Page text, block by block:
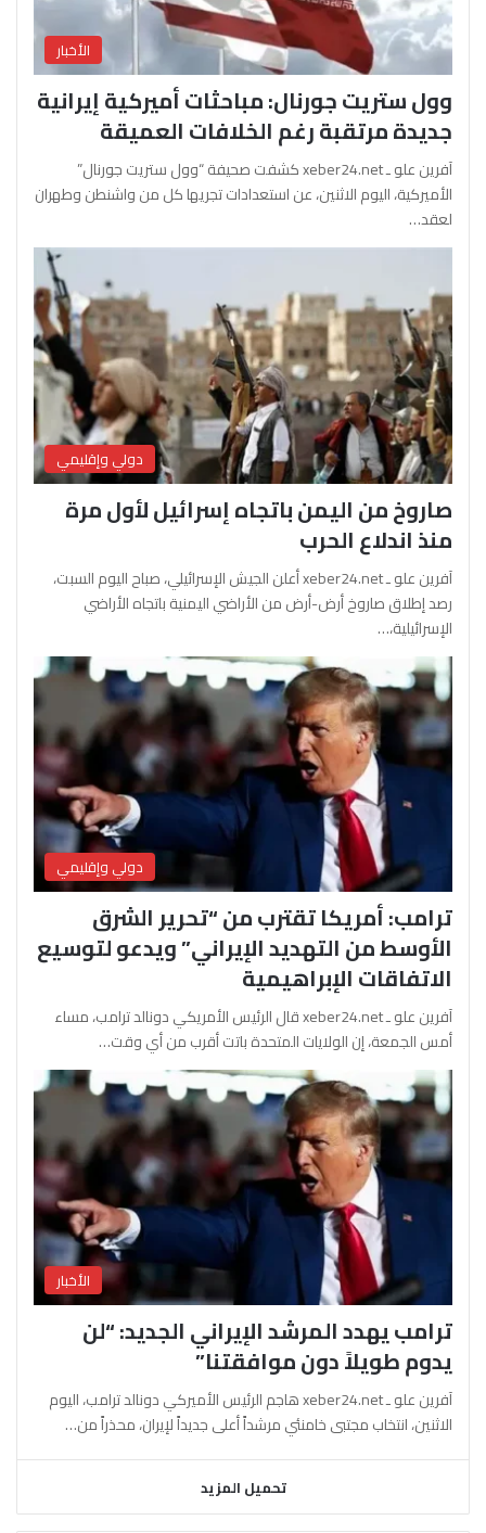
الأخبار
وول ستريت جورنال: مباحثات أميركية إيرانية
جديدة مرتقبة رغم الخلافات العميقة
آفرين علو ـ xeber24.net كشفت صحيفة “وول ستريت جورنال”
الأميركية، اليوم الاثنين، عن استعدادات تجريها كل من واشنطن وطهران
لعقد…
دولي وإقليمي
صاروخ من اليمن باتجاه إسرائيل لأول مرة
منذ اندلاع الحرب
آفرين علو ـ xeber24.net أعلن الجيش الإسرائيلي، صباح اليوم السبت،
رصد إطلاق صاروخ أرض-أرض من الأراضي اليمنية باتجاه الأراضي
الإسرائيلية،…
دولي وإقليمي
ترامب: أمريكا تقترب من “تحرير الشرق
الأوسط من التهديد الإيراني” ويدعو لتوسيع
الاتفاقات الإبراهيمية
آفرين علو ـ xeber24.net قال الرئيس الأمريكي دونالد ترامب، مساء
أمس الجمعة، إن الولايات المتحدة باتت أقرب من أي وقت…
الأخبار
ترامب يهدد المرشد الإيراني الجديد: “لن
يدوم طويلاً دون موافقتنا”
آفرين علو ـ xeber24.net هاجم الرئيس الأميركي دونالد ترامب، اليوم
الاثنين، انتخاب مجتبى خامنئي مرشداً أعلى جديداً لإيران، محذراً من…
تحميل المزيد